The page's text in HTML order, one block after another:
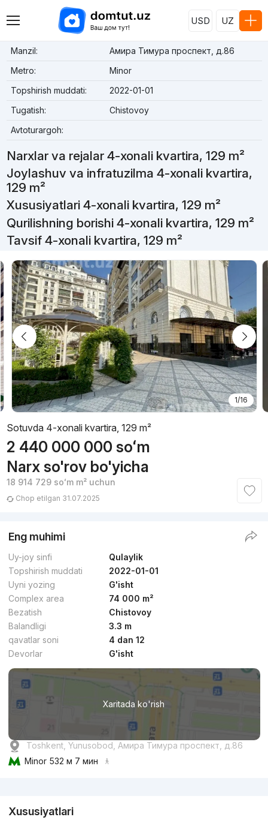
USD UZ
Manzil:
Амира Тимура проспект, д.86
Metro:
Minor
Topshirish muddati:
2022-01-01
Tugatish:
Chistovoy
Avtoturargoh:
Narxlar va rejalar 4-xonali kvartira, 129 m²
Joylashuv va infratuzilma 4-xonali kvartira,
129 m²
Xususiyatlari 4-xonali kvartira, 129 m²
Qurilishning borishi 4-xonali kvartira, 129 m²
Tavsif 4-xonali kvartira, 129 m²
1/16
Sotuvda 4-xonali kvartira, 129 m²
2 440 000 000 soʻm
Narx so'rov bo'yicha
18 914 729 soʻmm² uchun
Chop etilgan 31.07.2025
Eng muhimi
Uy-joy sinfi
Qulaylik
Topshirish muddati
2022-01-01
Uyni yozing
G'isht
Complex area
74 000 m²
Bezatish
Chistovoy
Balandligi
3.3 m
qavatlar soni
4 dan 12
Devorlar
G'isht
Xaritada ko'rish
Toshkent, Yunusobod, Амира Тимура проспект, д.86
Minor 532 м 7 мин
Xususiyatlari